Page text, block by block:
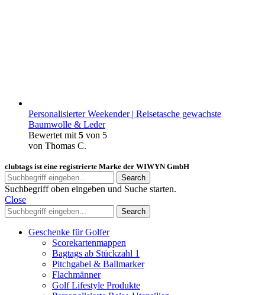
Personalisierter Weekender | Reisetasche gewachste
Baumwolle & Leder
Bewertet mit 5 von 5
von Thomas C.
clubtags ist eine registrierte Marke der WIWYN GmbH
Search
Suchbegriff oben eingeben und Suche starten.
Close
Search
Geschenke für Golfer
Scorekartenmappen
Bagtags ab Stückzahl 1
Pitchgabel & Ballmarker
Flachmänner
Golf Lifestyle Produkte